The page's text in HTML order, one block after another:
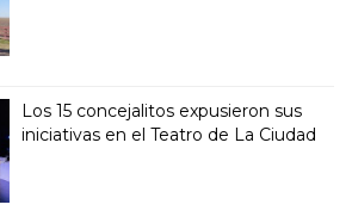
Los 15 concejalitos expusieron sus
iniciativas en el Teatro de La Ciudad